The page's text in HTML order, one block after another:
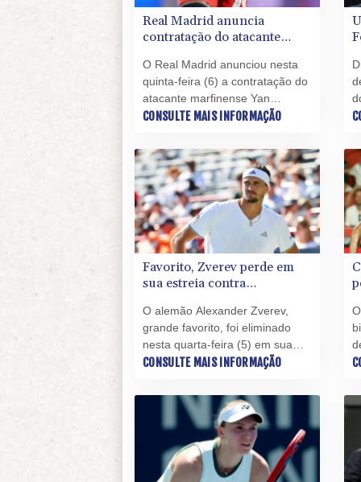
Real Madrid anuncia
contratação do atacante
O Real Madrid anunciou nesta
quinta-feira (6) a contratação do
atacante marfinense Yan
Diomandé, de 19 anos.
CONSULTE MAIS INFORMAÇÃO
Favorito, Zverev perde em
sua estreia contra
de Montreal
O alemão Alexander Zverev,
grande favorito, foi eliminado
nesta quarta-feira (5) em sua
estreia no Masters 1000 do
Griekspoor, que o venceu com
parciais de 6-7 (7/3), 6-2 e 6-4
na segunda rodada.
CONSULTE MAIS INFORMAÇÃO